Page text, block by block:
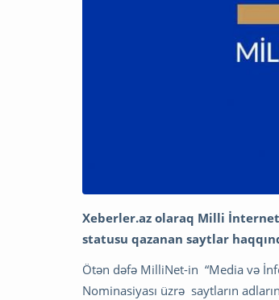
Xeberler.az olaraq Milli
statusu qazanan saytlar
Ötən dəfə MilliNet-in “Media və
Nominasiyası üzrə saytların